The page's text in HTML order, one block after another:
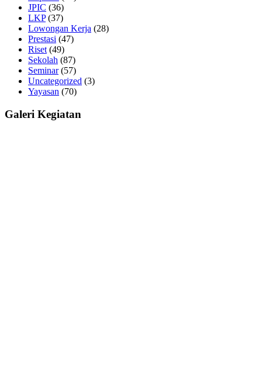
JPIC (36)
LKP(37)
Lowongan Kerja (28)
Prestasi (47)
Riset (49)
Sekolah (87)
Seminar(57)
Uncategorized (3)
Yayasan (70)
Galeri Kegiatan